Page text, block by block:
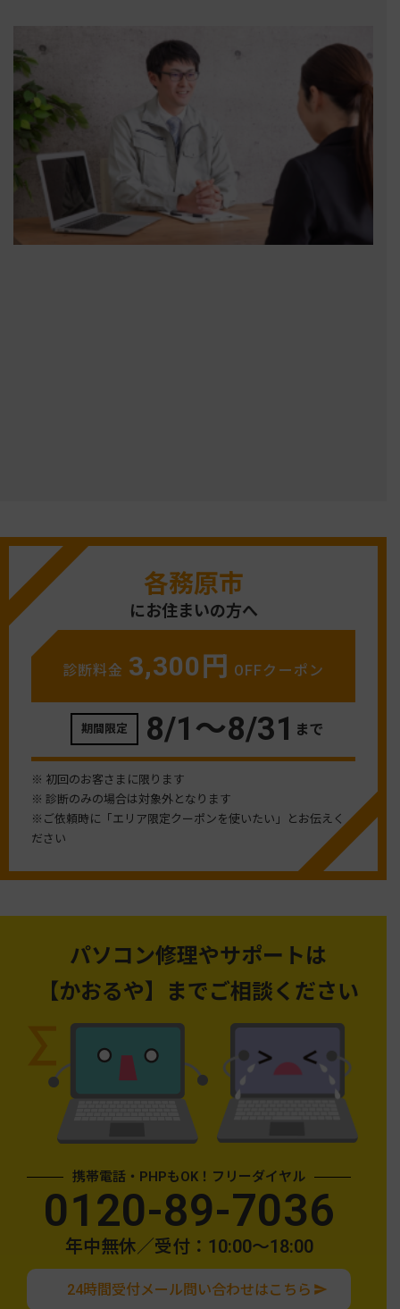
各務原市
にお住まいの方へ
診断料金 3,300円 OFFクーポン
期間限定 8/1〜8/31 まで
※ 初回のお客さまに限ります
※ 診断のみの場合は対象外となります
※ご依頼時に「エリア限定クーポンを使いたい」とお伝えく
ださい
パソコン修理やサポートは
【かおるや】までご相談ください
携帯電話・PHPもOK！フリーダイヤル
0120-89-7036
年中無休／受付：10:00〜18:00
24時間受付メール問い合わせはこちら